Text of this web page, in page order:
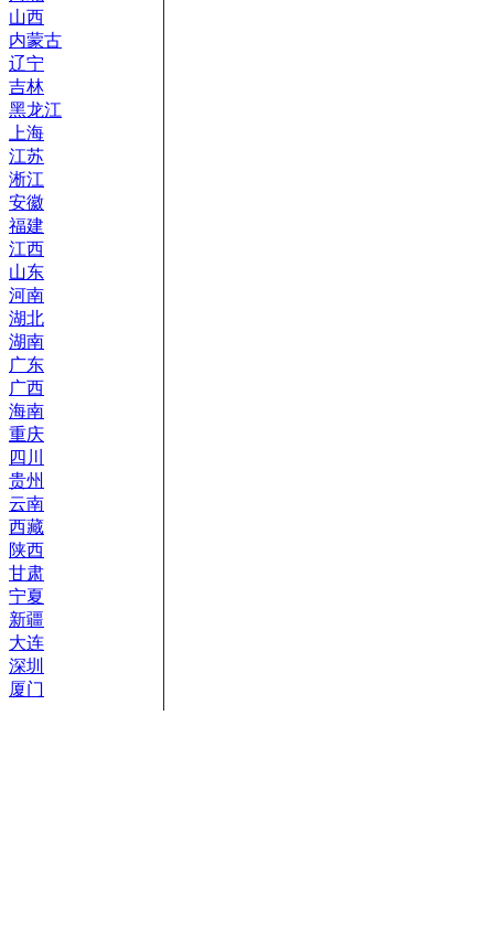
山西
内蒙古
辽宁
吉林
黑龙江
上海
江苏
淅江
安徽
福建
江西
山东
河南
湖北
湖南
广东
广西
海南
重庆
四川
贵州
云南
西藏
陕西
甘肃
宁夏
新疆
大连
深圳
厦门